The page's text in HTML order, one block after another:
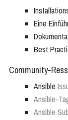
Eine
Best
Community-
Ansible
Ansible-
Ansible